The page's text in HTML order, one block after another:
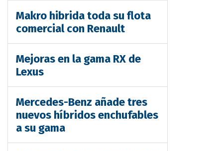
Makro hibrida toda su flota
comercial con Renault
Mejoras en la gama RX de
Lexus
Mercedes-Benz añade tres
nuevos híbridos enchufables
a su gama